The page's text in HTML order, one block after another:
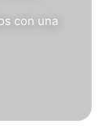
con una